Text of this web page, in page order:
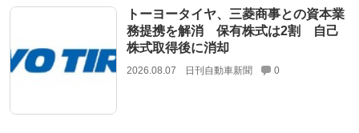
トーヨータイヤ、三菱商事との資本業
務提携を解消 保有株式は2割 自己
株式取得後に消却
2026.08.07 日刊自動車新聞 0